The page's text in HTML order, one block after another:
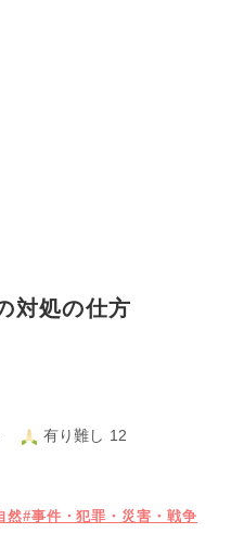
対処の仕方
有り難し 12
然#事件・犯罪・災害・戦争